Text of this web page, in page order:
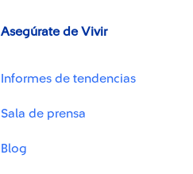
Asegúrate de Vivir
Informes de tendencias
Sala de prensa
Blog